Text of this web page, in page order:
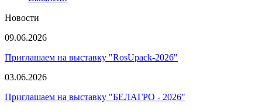
Новости
09.06.2026
Приглашаем на выставку "RosUpack-2026"
03.06.2026
Приглашаем на выставку "БЕЛАГРО - 2026"